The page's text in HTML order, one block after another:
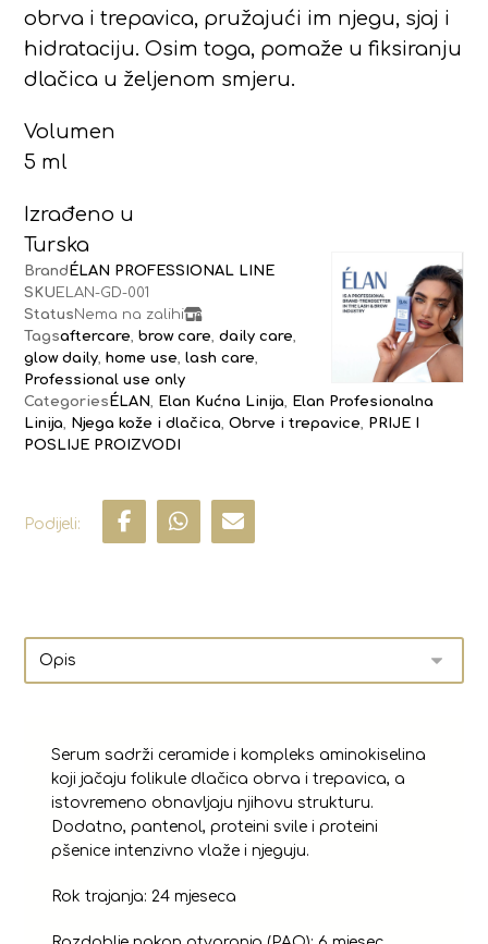
obrva i trepavica, pružajući im njegu, sjaj i
hidrataciju. Osim toga, pomaže u fiksiranju
dlačica u željenom smjeru.
Volumen
5 ml
Izrađeno u
Turska
Brand ÉLAN PROFESSIONAL LINE
SKU ELAN-GD-001
Status Nema na zalihi
Tagsaftercare ,brow care ,daily care
glow daily ,home use ,lash care
Professional use only
Categories ÉLAN Elan Kućna Linija
Elan Profesionalna
Linija
Njega kože i dlačica ,Obrve i trepavice
PRIJE I
POSLIJE PROIZVODI
Serum sadrži ceramide i kompleks aminokiselina
koji jačaju folikule dlačica obrva i trepavica, a
istovremeno obnavljaju njihovu strukturu.
Dodatno, pantenol, proteini svile i proteini
pšenice intenzivno vlaže i njeguju.
Rok trajanja: 24 mjeseca